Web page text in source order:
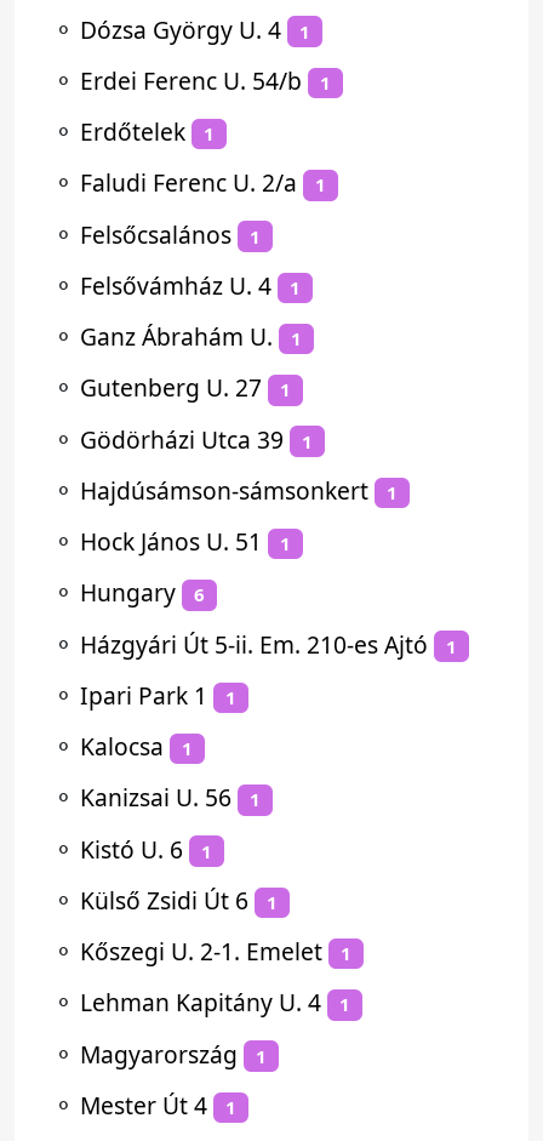
⚬ Dózsa György U. 4 1
⚬ Erdei Ferenc U. 54/b 1
⚬ Erdőtelek 1
⚬ Faludi Ferenc U. 2/a 1
⚬ Felsőcsalános 1
⚬ Felsővámház U. 4 1
⚬ Ganz Ábrahám U. 1
⚬ Gutenberg U. 27 1
⚬ Gödörházi Utca 39 1
⚬ Hajdúsámson-sámsonkert 1
⚬ Hock János U. 51 1
⚬ Hungary 6
⚬ Házgyári Út 5-ii. Em. 210-es Ajtó 1
⚬ Ipari Park 1 1
⚬ Kalocsa 1
⚬ Kanizsai U. 56 1
⚬ Kistó U. 6 1
⚬ Külső Zsidi Út 6 1
⚬ Kőszegi U. 2-1. Emelet 1
⚬ Lehman Kapitány U. 4 1
⚬ Magyarország 1
⚬ Mester Út 4 1